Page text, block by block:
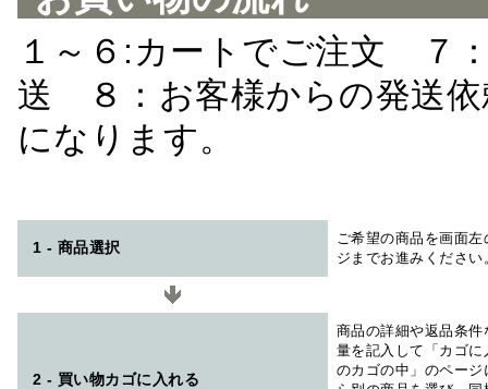
１～６:カートでご注文 ７
送 ８：お客様からの発送
になります。
1 - 商品選択
ご希望の商品を画面
ジまでお進みください
2 - 買い物カゴに入れる
商品の詳細や返品条
量を記入して「カゴ
のカゴの中」のペー